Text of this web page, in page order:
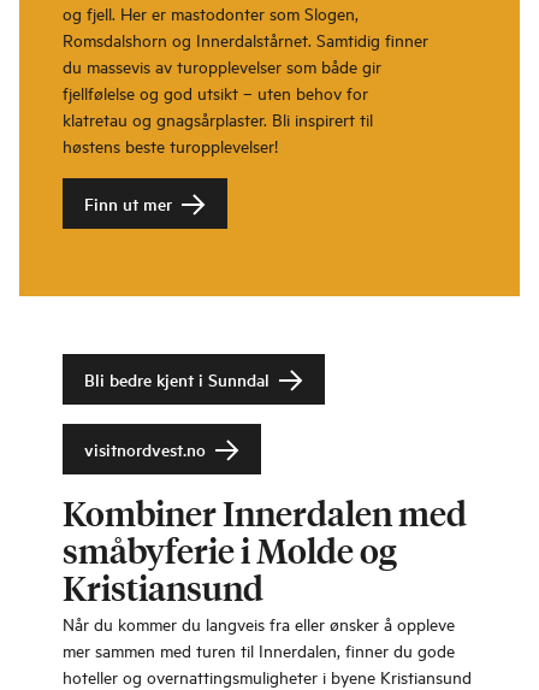
og fjell. Her er mastodonter som Slogen,
Romsdalshorn og Innerdalstårnet. Samtidig finner
du massevis av turopplevelser som både gir
fjellfølelse og god utsikt – uten behov for
klatretau og gnagsårplaster. Bli inspirert til
høstens beste turopplevelser!
Finn ut mer
Bli bedre kjent i Sunndal
visitnordvest.no
Kombiner Innerdalen med
småbyferie i Molde og
Kristiansund
Når du kommer du langveis fra eller ønsker å oppleve
mer sammen med turen til Innerdalen, finner du gode
hoteller og overnattingsmuligheter i byene Kristiansund